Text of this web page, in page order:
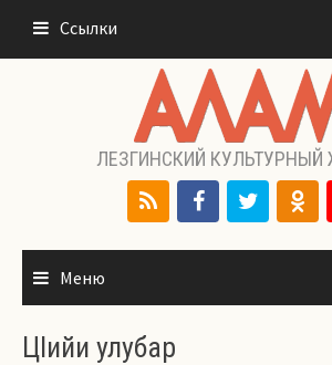
содержимому
Ссылки
ЛЕЗГИНСКИЙ
Меню
ЦIийи улубар